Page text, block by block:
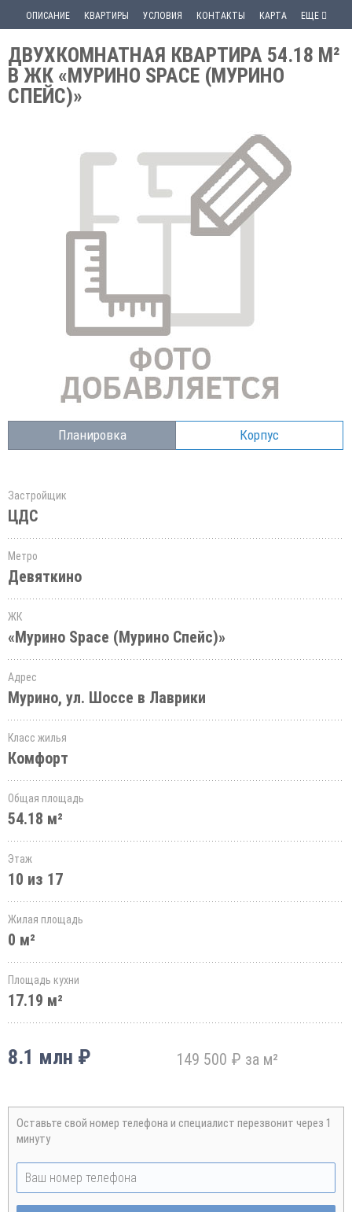
ОПИСАНИЕ КВАРТИРЫ УСЛОВИЯ КОНТАКТЫ КАРТА ЕЩЕ
ДВУХКОМНАТНАЯ КВАРТИРА 54.18 М²
В ЖК «МУРИНО SPACE (МУРИНО
СПЕЙС)»
Планировка Корпус
Застройщик
ЦДС
Метро
Девяткино
ЖК
«Мурино Space (Мурино Спейс)»
Адрес
Мурино, ул. Шоссе в Лаврики
Класс жилья
Комфорт
Общая площадь
54.18 м²
Этаж
10 из 17
Жилая площадь
0 м²
Площадь кухни
17.19 м²
8.1 млн ₽ 149 500 ₽ за м²
Оставьте свой номер телефона и специалист перезвонит через 1
минуту